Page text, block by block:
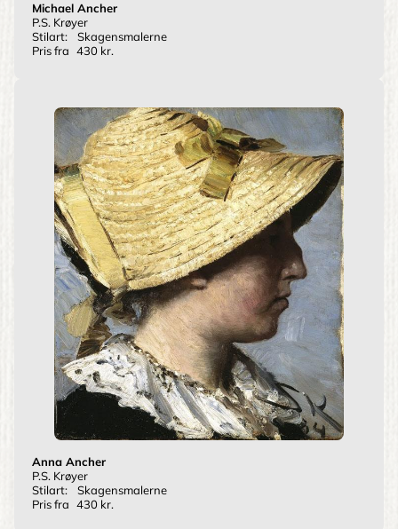
Michael Ancher
P.S. Krøyer
Stilart:
Skagensmalerne
Pris fra 430 kr.
Anna Ancher
P.S. Krøyer
Stilart:
Skagensmalerne
Pris fra 430 kr.